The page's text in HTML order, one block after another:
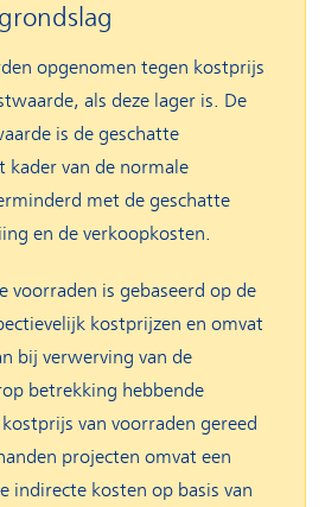
opgenomen tegen kostprijs
als deze lager is. De
is de geschatte
kader van de normale
met de geschatte
en de verkoopkosten.
voorraden is gebaseerd op de
kostprijzen en omvat
bij verwerving van de
betrekking hebbende
van voorraden gereed
projecten omvat een
indirecte kosten op basis van